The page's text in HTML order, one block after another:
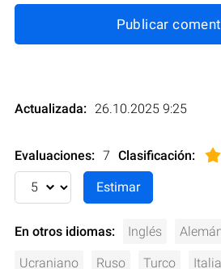
Publicar
Actualizada: 26.10.2025 9:25
Evaluaciones: 7 Clasificación:
En otros idiomas: Inglés
Ucraniano Ruso Turco